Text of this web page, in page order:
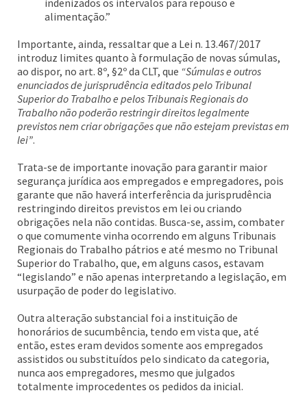
indenizados os intervalos para repouso e
alimentação.”
Importante, ainda, ressaltar que a Lei n. 13.467/2017
introduz limites quanto à formulação de novas súmulas,
ao dispor, no art. 8º, §2º da CLT, que “Súmulas e outros
enunciados de jurisprudência editados pelo Tribunal
Superior do Trabalho e pelos Tribunais Regionais do
Trabalho não poderão restringir direitos legalmente
previstos nem criar obrigações que não estejam previstas em
lei”.
Trata-se de importante inovação para garantir maior
segurança jurídica aos empregados e empregadores, pois
garante que não haverá interferência da jurisprudência
restringindo direitos previstos em lei ou criando
obrigações nela não contidas. Busca-se, assim, combater
o que comumente vinha ocorrendo em alguns Tribunais
Regionais do Trabalho pátrios e até mesmo no Tribunal
Superior do Trabalho, que, em alguns casos, estavam
“legislando” e não apenas interpretando a legislação, em
usurpação de poder do legislativo.
Outra alteração substancial foi a instituição de
honorários de sucumbência, tendo em vista que, até
então, estes eram devidos somente aos empregados
assistidos ou substituídos pelo sindicato da categoria,
nunca aos empregadores, mesmo que julgados
totalmente improcedentes os pedidos da inicial.